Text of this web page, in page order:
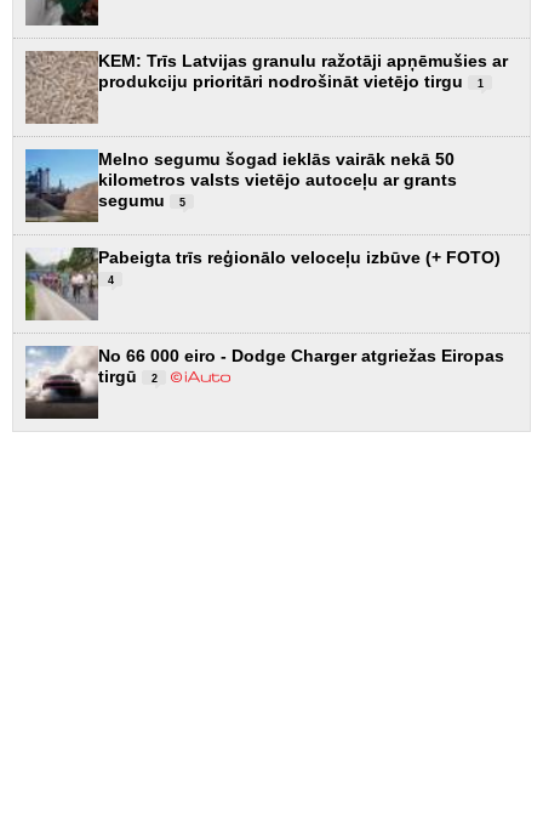
KEM: Trīs Latvijas granulu ražotāji apņēmušies ar
produkciju prioritāri nodrošināt vietējo tirgu
1
Melno segumu šogad ieklās vairāk nekā 50
kilometros valsts vietējo autoceļu ar grants
segumu
5
Pabeigta trīs reģionālo veloceļu izbūve (+ FOTO)
4
No 66 000 eiro - Dodge Charger atgriežas Eiropas
tirgū
2